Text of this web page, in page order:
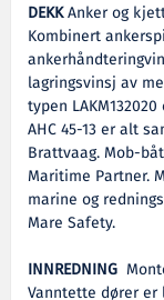
DEKKAnker og
Kombinert
lagringsvinsj av
typen
AHC 45-13 er alt
Brattvaag. Mob-
Maritime Partner.
marine og
Mare Safety.
INNREDNING
Vanntette dører er